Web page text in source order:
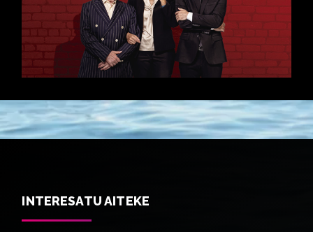
INTERESATU AITEKE